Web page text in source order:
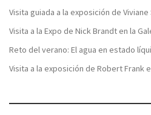
Visita guiada a la exposición de Viviane
Visita a la Expo de Nick Brandt en la
Reto del verano: El agua en estado
Visita a la exposición de Robert Frank